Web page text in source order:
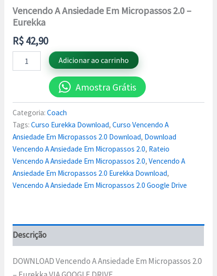
Vencendo A Ansiedade Em Micropassos 2.0 –
Eurekka
R$42,90
Adicionar ao carrinho
Amostra Grátis
Categoria:Coach
Tags:Curso Eurekka Download,Curso Vencendo A
Ansiedade Em Micropassos 2.0 Download, Download
Vencendo A Ansiedade Em Micropassos 2.0, Rateio
Vencendo A Ansiedade Em Micropassos 2.0,Vencendo A
Ansiedade Em Micropassos 2.0 Eurekka Download,
Vencendo A Ansiedade Em Micropassos 2.0 Google Drive
Descrição
DOWNLOAD Vencendo A Ansiedade Em Micropassos 2.0